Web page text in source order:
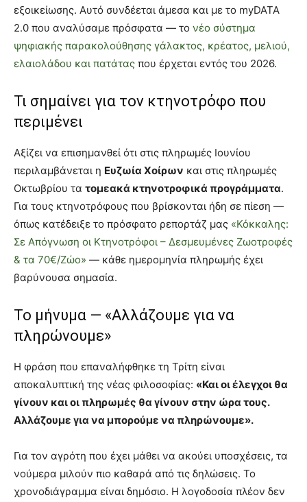
εξοικείωσης. Αυτό συνδέεται άμεσα και με το myDATA
2.0 που αναλύσαμε πρόσφατα — το νέο σύστημα
ψηφιακής παρακολούθησης γάλακτος, κρέατος, μελιού,
ελαιολάδου και πατάτας που έρχεται εντός του 2026.
Τι σημαίνει για τον κτηνοτρόφο που
περιμένει
Αξίζει να επισημανθεί ότι στις πληρωμές Ιουνίου
περιλαμβάνεται η Ευζωία Χοίρων και στις πληρωμές
Οκτωβρίου τα τομεακά κτηνοτροφικά προγράμματα.
Για τους κτηνοτρόφους που βρίσκονται ήδη σε πίεση —
όπως κατέδειξε το πρόσφατο ρεπορτάζ μας «Κόκκαλης:
Σε Απόγνωση οι Κτηνοτρόφοι – Δεσμευμένες Ζωοτροφές
& τα 70€/Ζώο» — κάθε ημερομηνία πληρωμής έχει
βαρύνουσα σημασία.
Το μήνυμα — «Αλλάζουμε για να
πληρώνουμε»
Η φράση που επαναλήφθηκε τη Τρίτη είναι
αποκαλυπτική της νέας φιλοσοφίας: «Και οι έλεγχοι θα
γίνουν και οι πληρωμές θα γίνουν στην ώρα τους.
Αλλάζουμε για να μπορούμε να πληρώνουμε».
Για τον αγρότη που έχει μάθει να ακούει υποσχέσεις, τα
νούμερα μιλούν πιο καθαρά από τις δηλώσεις. Το
χρονοδιάγραμμα είναι δημόσιο. Η λογοδοσία πλέον δεν